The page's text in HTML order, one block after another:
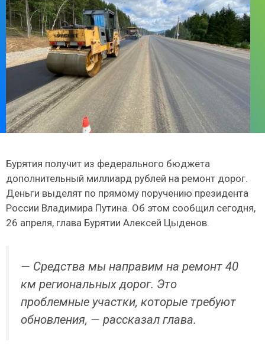
Бурятия получит из федерального бюджета
дополнительный миллиард рублей на ремонт дорог.
Деньги выделят по прямому поручению президента
России Владимира Путина. Об этом сообщил сегодня,
26 апреля, глава Бурятии Алексей Цыденов.
— Средства мы направим на ремонт 40
км региональных дорог. Это
проблемные участки, которые требуют
обновления, — рассказал глава.